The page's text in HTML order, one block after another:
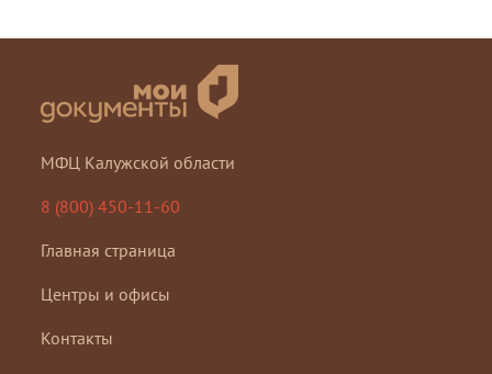
МФЦ Калужской области
8 (800) 450-11-60
Главная страница
Центры и офисы
Контакты